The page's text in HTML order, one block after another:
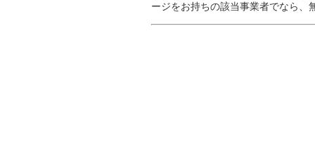
ージをお持ちの該当事業者でなら、